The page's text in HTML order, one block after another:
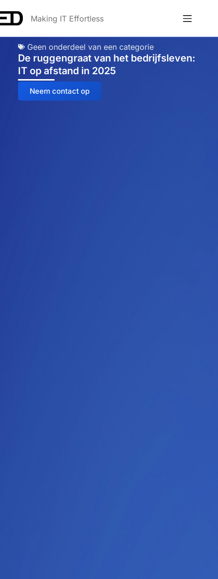
Making IT Effortless
Geen onderdeel van een categorie
De ruggengraat van het bedrijfsleven:
IT op afstand in 2025
Neem contact op